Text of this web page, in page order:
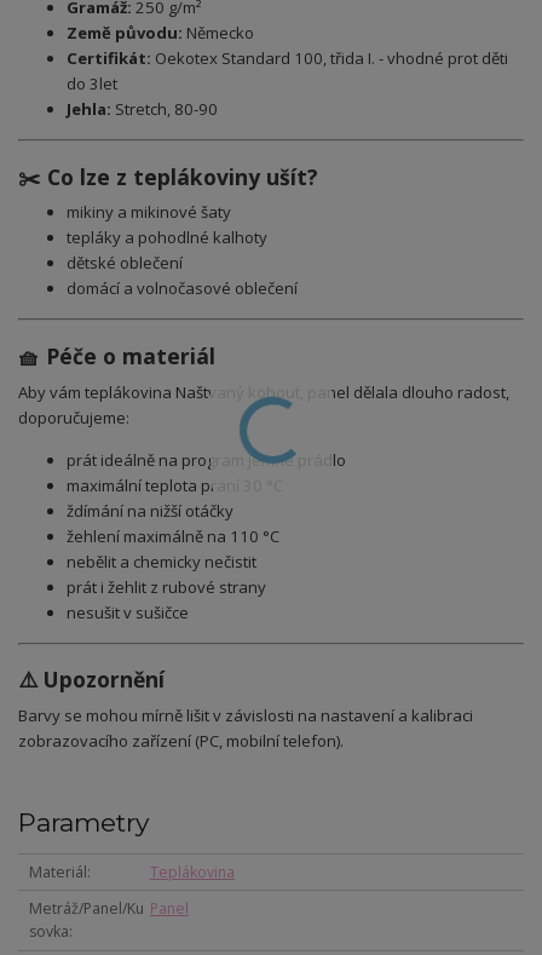
Gramáž: 250 g/m²
Země původu: Německo
Certifikát: Oekotex Standard 100, třida I. - vhodné prot děti
do 3let
Jehla: Stretch, 80-90
✂️ Co lze z teplákoviny ušít?
mikiny a mikinové šaty
tepláky a pohodlné kalhoty
dětské oblečení
domácí a volnočasové oblečení
🧺 Péče o materiál
Aby vám teplákovina Naštvaný kohout, panel dělala dlouho radost,
doporučujeme:
prát ideálně na program jemné prádlo
maximální teplota praní 30 °C
ždímání na nižší otáčky
žehlení maximálně na 110 °C
nebělit a chemicky nečistit
prát i žehlit z rubové strany
nesušit v sušičce
⚠️ Upozornění
Barvy se mohou mírně lišit v závislosti na nastavení a kalibraci
zobrazovacího zařízení (PC, mobilní telefon).
Parametry
Materiál
Teplákovina
Metráž/Panel/Ku
sovka
Panel